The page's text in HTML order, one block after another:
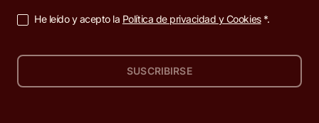
He leído y acepto la Política de privacidad y Cookies*.
SUSCRIBIRSE